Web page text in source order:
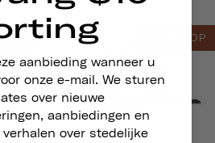
VERKOOP
aanbieding wanneer u
onze e-mail. We sturen
over nieuwe
aanbiedingen en
over stedelijke